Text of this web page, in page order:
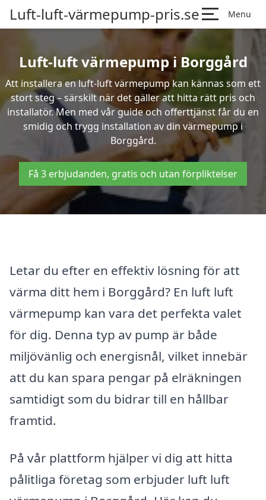
Luft-luft-värmepump-pris.se Menu
Luft-luft värmepump i Borggård
Att installera en luft-luft värmepump kan kännas som ett
stort steg – särskilt när det gäller att hitta rätt pris och
installatör. Men med vår guide och offerttjänst får du en
smidig och trygg installation av din värmepump i
Borggård.
Få 3 erbjudanden, gratis och utan förpliktelser
Letar du efter en effektiv lösning för att
värma ditt hem i Borggård? En luft luft
värmepump kan vara det perfekta valet
för dig. Denna typ av pump är både
miljövänlig och energisnål, vilket innebär
att du kan spara pengar på elräkningen
samtidigt som du bidrar till en hållbar
framtid.
På vår plattform hjälper vi dig att hitta
pålitliga företag som erbjuder luft luft